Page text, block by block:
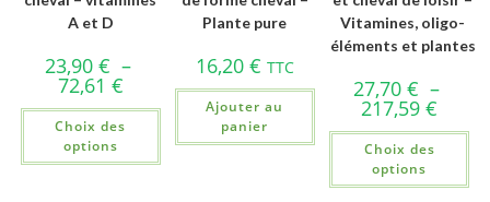
A et D
23,90 € –
72,61 €
Choix des
options
Plante pure
16,20 € TTC
Ajouter au
panier
Vitamines, oligo-
éléments et plantes
27,70€ –
217,59€
Choix des
options